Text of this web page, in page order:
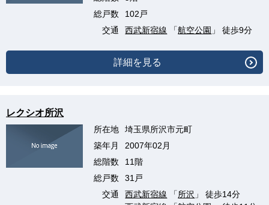
総戸数
102戸
交通
西武新宿線 「航空公園 」 徒歩9分
詳細を見る
レクシオ所沢
所在地
埼玉県所沢市元町
築年月
2007年02月
総階数
11階
総戸数
31戸
交通
西武新宿線 「所沢 」 徒歩14分